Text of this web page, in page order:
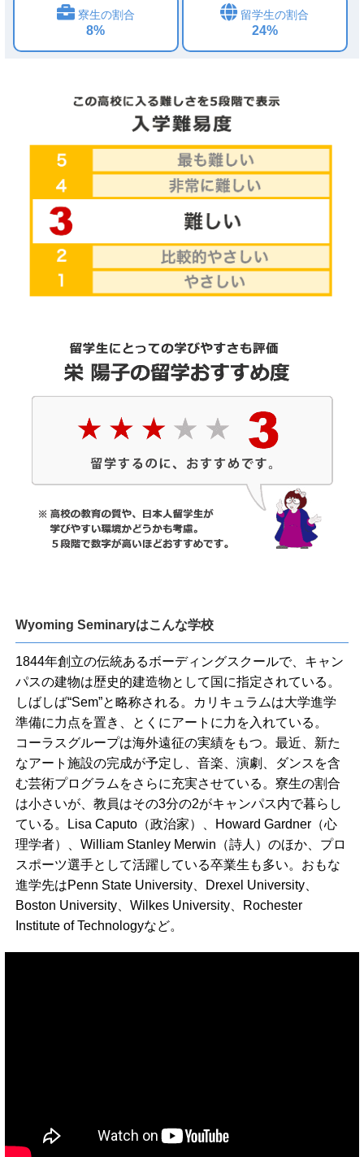
寮生の割合
8%
留学生の割合
24%
Wyoming Seminaryはこんな学校
1844年創立の伝統あるボーディングスクールで、キャン
パスの建物は歴史的建造物として国に指定されている。
しばしば“Sem”と略称される。カリキュラムは大学進学
準備に力点を置き、とくにアートに力を入れている。
コーラスグループは海外遠征の実績をもつ。最近、新た
なアート施設の完成が予定し、音楽、演劇、ダンスを含
む芸術プログラムをさらに充実させている。寮生の割合
は小さいが、教員はその3分の2がキャンパス内で暮らし
ている。Lisa Caputo（政治家）、Howard Gardner（心
理学者）、William Stanley Merwin（詩人）のほか、プロ
スポーツ選手として活躍している卒業生も多い。おもな
進学先はPenn State University、Drexel University、
Boston University、Wilkes University、Rochester
Institute of Technologyなど。